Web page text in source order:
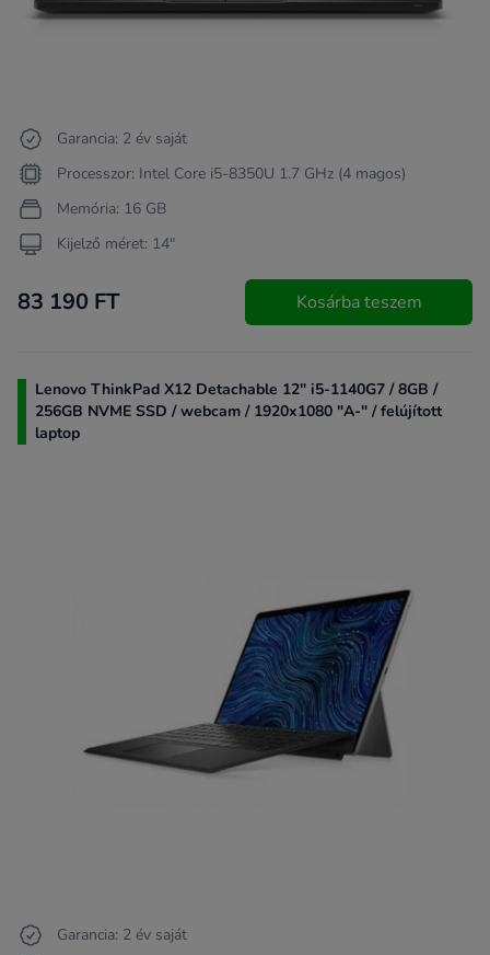
Garancia: 2 év saját
Processzor: Intel Core i5-8350U 1.7 GHz (4 magos)
Memória: 16 GB
Kijelző méret: 14"
83 190 FT Kosárba teszem
Lenovo ThinkPad X12 Detachable 12" i5-1140G7 / 8GB /
256GB NVME SSD / webcam / 1920x1080 "A-" / felújított
laptop
Garancia: 2 év saját